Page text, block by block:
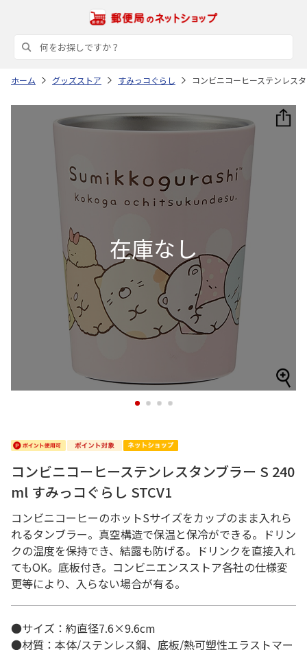
ホーム グッズストア すみっコぐらし コンビニコーヒーステンレス
1 2 3 4
コンビニコーヒーステンレスタンブラー S 240
ml すみっコぐらし STCV1
コンビニコーヒーのホットSサイズをカップのまま入れら
れるタンブラー。真空構造で保温と保冷ができる。ドリン
クの温度を保持でき、結露も防げる。ドリンクを直接入れ
てもOK。底板付き。コンビニエンスストア各社の仕様変
更等により、入らない場合が有る。
●サイズ：約直径7.6×9.6cm
●材質：本体/ステンレス鋼、底板/熱可塑性エラストマー